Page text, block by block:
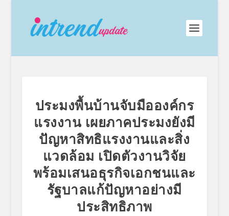
ประมงพื้นบ้านจับมือองค์กร
แรงงาน เผยภาคประมงยังมี
ปัญหาสิทธิแรงงานและสิ่ง
แวดล้อม เปิดตัวงานวิจัย
พร้อมเสนอธุรกิจเอกชนและ
รัฐบาลแก้ปัญหาอย่างมี
ประสิทธิภาพ